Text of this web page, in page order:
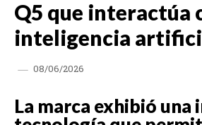
Q5 que interactúa
inteligencia
08/06/2026
La marca exhibió una